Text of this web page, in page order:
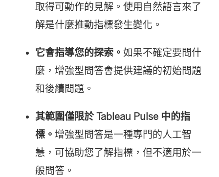
取得可動作的見解。使用自然語言來了
解是什麼推動指標發生變化。
它會指導您的探索。 如果不確定要問什
麼，增強型問答會提供建議的初始問題
和後續問題。
其範圍僅限於 Tableau Pulse 中的指
標。 增強型問答是一種專門的人工智
慧，可協助您了解指標，但不適用於一
般問答。